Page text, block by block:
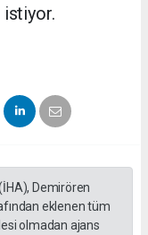
istiyor.
Demirören
eklenen tüm
olmadan ajans